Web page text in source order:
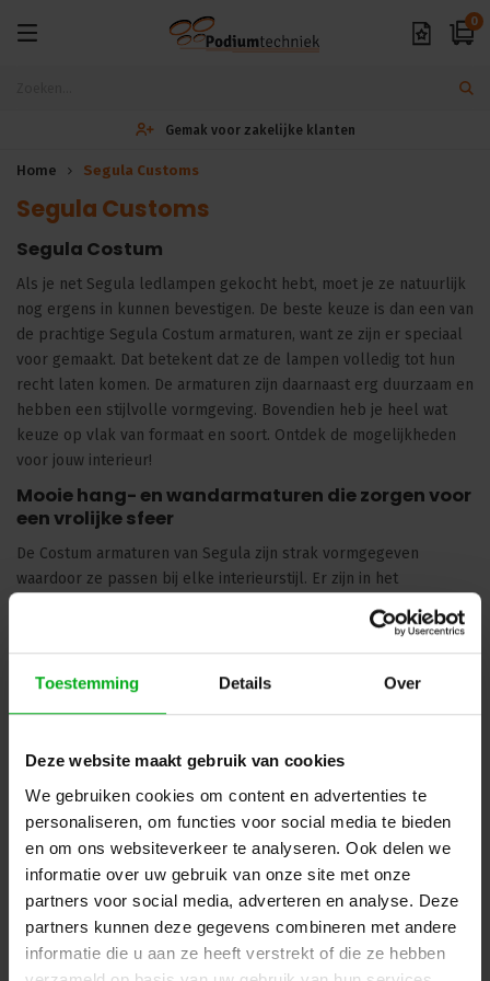
Toestemming Details Over
Deze website maakt gebruik van cookies
We gebruiken cookies om content en advertenties te
personaliseren, om functies voor social media te bieden
en om ons websiteverkeer te analyseren. Ook delen we
informatie over uw gebruik van onze site met onze
partners voor social media, adverteren en analyse. Deze
partners kunnen deze gegevens combineren met andere
informatie die u aan ze heeft verstrekt of die ze hebben
0
Gemak voor zakelijke klanten
Home Segula Customs
Segula Customs
Segula Costum
Als je net Segula ledlampen gekocht hebt, moet je ze natuurlijk
nog ergens in kunnen bevestigen. De beste keuze is dan een van
de prachtige Segula Costum armaturen, want ze zijn er speciaal
voor gemaakt. Dat betekent dat ze de lampen volledig tot hun
recht laten komen. De armaturen zijn daarnaast erg duurzaam en
hebben een stijlvolle vormgeving. Bovendien heb je heel wat
keuze op vlak van formaat en soort. Ontdek de mogelijkheden
voor jouw interieur!
Mooie hang- en wandarmaturen die zorgen voor
een vrolijke sfeer
De Costum armaturen van Segula zijn strak vormgegeven
waardoor ze passen bij elke interieurstijl. Er zijn in het
exemplaren die je aan je wand kan bevestigen. Daarnaast
variëren ze in afmetingen. Er zijn dus opties voor iedere ruimte.
Maar waar je ze ook bevestigt, ze zorgen altijd voor een vrolijke
Filters
Helaas...
Er zijn geen producten gevonden in deze categorie.. maar wij
helpen u graag verder met zoeken! Mail uw vraag naar
info@podiumtechniek.nl
of probeer een van onze andere